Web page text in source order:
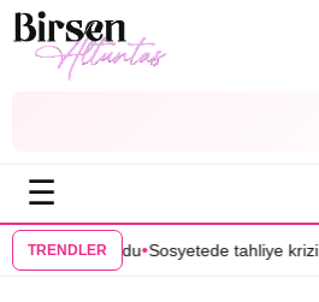
☰
TRENDLER
partneri oldu •Sosyetede tahliye krizi…•